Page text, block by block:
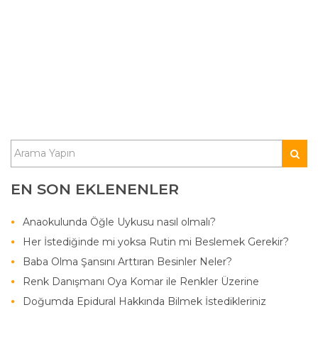
EN SON EKLENENLER
Anaokulunda Öğle Uykusu nasıl olmalı?
Her İstediğinde mi yoksa Rutin mi Beslemek Gerekir?
Baba Olma Şansını Arttıran Besinler Neler?
Renk Danışmanı Oya Komar ile Renkler Üzerine
Doğumda Epidural Hakkında Bilmek İstedikleriniz